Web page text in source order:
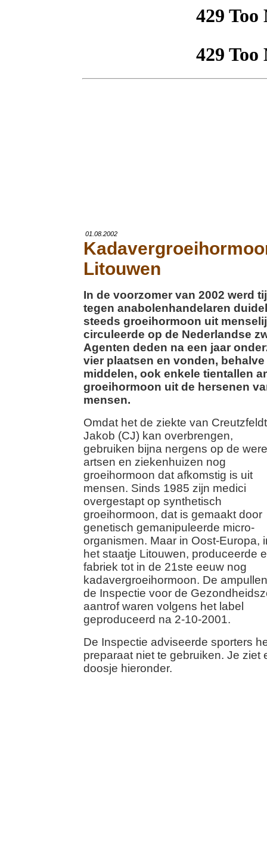
01.08.2002
Litouwen
In de voorzomer van 2002 werd
tegen anabolenhandelaren
steeds groeihormoon uit
circuleerde op de Nederlandse
Agenten deden na een jaar
vier plaatsen en vonden,
middelen, ook enkele tientallen
groeihormoon uit de hersenen
mensen.
Omdat het de ziekte van
Jakob (CJ) kan overbrengen,
gebruiken bijna nergens op de
artsen en ziekenhuizen nog
groeihormoon dat afkomstig is uit
mensen. Sinds 1985 zijn medici
overgestapt op synthetisch
groeihormoon, dat is gemaakt door
genetisch gemanipuleerde micro-
organismen. Maar in Oost-Europa,
het staatje Litouwen, produceerde
fabriek tot in de 21ste eeuw nog
kadavergroeihormoon. De
de Inspectie voor de
aantrof waren volgens het label
geproduceerd na 2-10-2001.
De Inspectie adviseerde sporters
preparaat niet te gebruiken. Je ziet
doosje hieronder.